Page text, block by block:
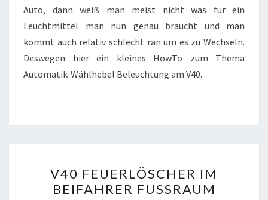
Auto, dann weiß man meist nicht was für ein
Leuchtmittel man nun genau braucht und man
kommt auch relativ schlecht ran um es zu Wechseln.
Deswegen hier ein kleines HowTo zum Thema
Automatik-Wählhebel Beleuchtung am V40.
FEUERLÖSCHER
IM
V40 FEUERLÖSCHER IM
BEIFAHRER FUSSRAUM